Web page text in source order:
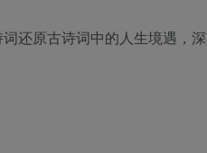
还原古诗词中的人生境遇，